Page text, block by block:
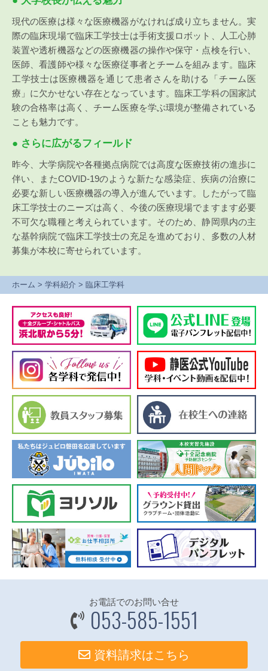
現代の医療は様々な医療機器がなければ成り立ちません。実
際の臨床現場で臨床工学技士は手術支援ロボット、人工心肺
装置や透析機器などの医療機器の操作や保守・点検を行い、
医師、看護師や様々な医療従事者とチームを組みます。臨床
工学技士は医療機器を通じて患者さんを助ける「チーム医
療」に欠かせない存在となっています。臨床工学科の国家試
験の合格率は高く、チーム医療を学ぶ環境が整備されている
ことも魅力です。
● さらに広がるフィールド
昨今、大学病院や各種拠点病院では高度な医療技術の進歩に
伴い、またCOVID-19のような新たな感染症、疾病の治療に
必要な新しい医療機器の導入が進んでいます。したがって臨
床工学技士のニーズは高く、今後の医療現場でますます必要
不可欠な職種と考えられています。そのため、静岡県内の主
な基幹病院で臨床工学技士の充足を進めており、多数の人材
募集が本校に寄せられています。
ホーム > 学科紹介 > 臨床工学科
お電話でのお問い合せ
053-585-1551
資料請求はこちら